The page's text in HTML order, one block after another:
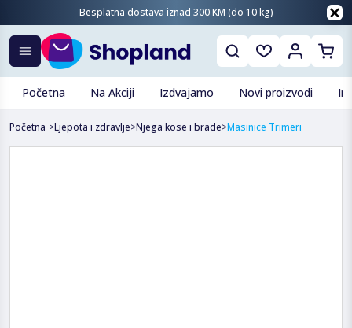
Besplatna dostava iznad 300 KM (do 10 kg)
Početna Na Akciji Izdvajamo Novi proizvodi
Početna >Ljepota i zdravlje>Njega kose i brade>Masinice Trimeri